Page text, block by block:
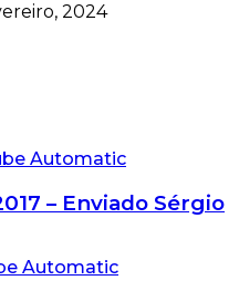
2024
– Enviado Sérgio